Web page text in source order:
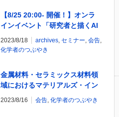
【8/25 20:00- 開催！】オンラ
インイベント「研究者と描くAI
社会の未来設計」
2023/8/18 archives, セミナー, 会告,
化学者のつぶやき
金属材料・セラミックス材料領
域におけるマテリアルズ・イン
フォマティクスの活用
2023/8/16 会告, 化学者のつぶやき